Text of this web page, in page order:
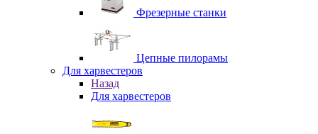
Фрезерные станки
Цепные пилорамы
Для харвестеров
Назад
Для харвестеров